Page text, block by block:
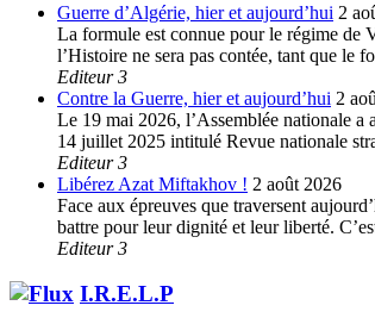
Guerre d’Algérie, hier et aujourd’hui 2
La formule est connue pour le régime de
l’Histoire ne sera pas contée, tant que le
Editeur 3
Contre la Guerre, hier et aujourd’hui 2
Le 19 mai 2026, l’Assemblée nationale
14 juillet 2025 intitulé Revue nationale
Editeur 3
Libérez Azat Miftakhov ! 2 août 2026
Face aux épreuves que traversent
battre pour leur dignité et leur liberté.
Editeur 3
I.R.E.L.P